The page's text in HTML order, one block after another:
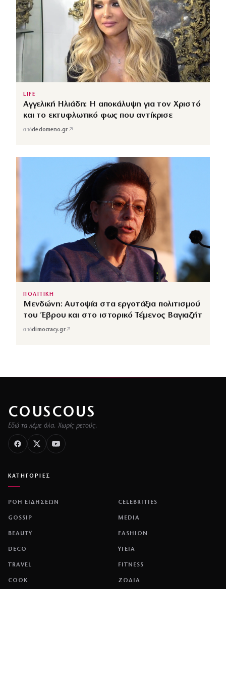
LIFE
Αγγελική Ηλιάδη: Η αποκάλυψη για τον Χριστό
και το εκτυφλωτικό φως που αντίκρισε
απόdedomeno.gr ↗
ΠΟΛΙΤΙΚΗ
Μενδώνη: Αυτοψία στα εργοτάξια πολιτισμού
του Έβρου και στο ιστορικό Τέμενος Βαγιαζήτ
απόdimocracy.gr↗
COUSCOUS
Εδώ τα λέμε όλα. Χωρίς ρετούς.
ΚΑΤΗΓΟΡΙΕΣ
ΡΟΗ ΕΙΔΗΣΕΩΝ CELEBRITIES
GOSSIP MEDIA
BEAUTY FASHION
DECO ΥΓΕΙΑ
TRAVEL FITNESS
COOK ΖΩΔΙΑ